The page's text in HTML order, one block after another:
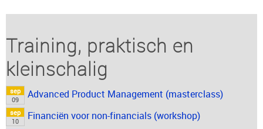
Training, praktisch en
kleinschalig
sep
09
Advanced Product Management (masterclass)
sep
10
Financiën voor non-financials (workshop)